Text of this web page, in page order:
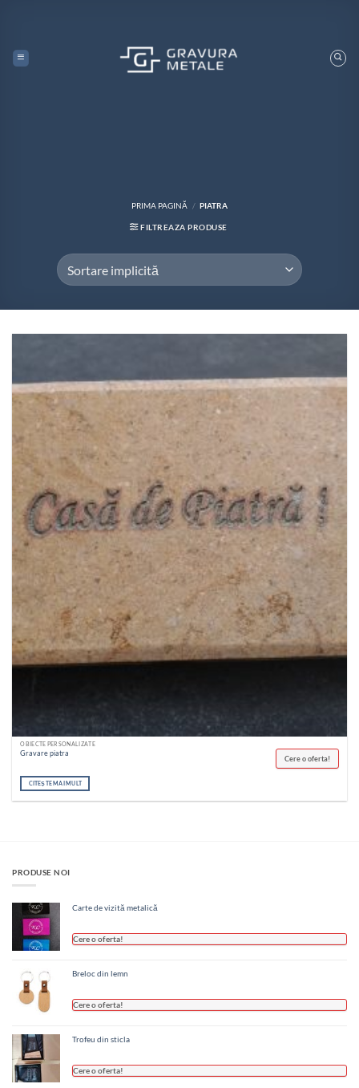
PRIMA PAGINĂ / PIATRA
FILTREAZA PRODUSE
OBIECTE PERSONALIZATE
Gravare piatra
Cere o oferta!
CITEȘTE MAI MULT
PRODUSE NOI
Carte de vizită metalică
Cere o oferta!
Breloc din lemn
Cere o oferta!
Trofeu din sticla
Cere o oferta!